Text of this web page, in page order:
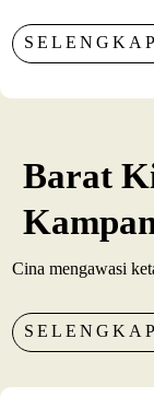
Barat
Cina mengawasi